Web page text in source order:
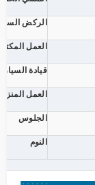
الركض
العمل
قيادة السيارة
العمل
الجلوس
النوم